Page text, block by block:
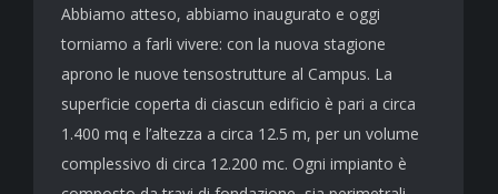
Abbiamo atteso, abbiamo inaugurato e oggi
torniamo a farli vivere: con la nuova stagione
aprono le nuove tensostrutture al Campus. La
superficie coperta di ciascun edificio è pari a circa
1.400 mq e l’altezza a circa 12.5 m, per un volume
complessivo di circa 12.200 mc. Ogni impianto è